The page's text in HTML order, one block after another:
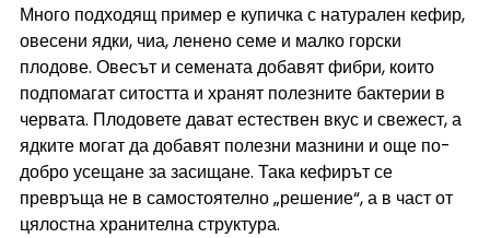
Много подходящ пример е купичка с натурален кефир,
овесени ядки, чиа, ленено семе и малко горски
плодове. Овесът и семената добавят фибри, които
подпомагат ситостта и хранят полезните бактерии в
червата. Плодовете дават естествен вкус и свежест, а
ядките могат да добавят полезни мазнини и още по-
добро усещане за засищане. Така кефирът се
превръща не в самостоятелно „решение“, а в част от
цялостна хранителна структура.